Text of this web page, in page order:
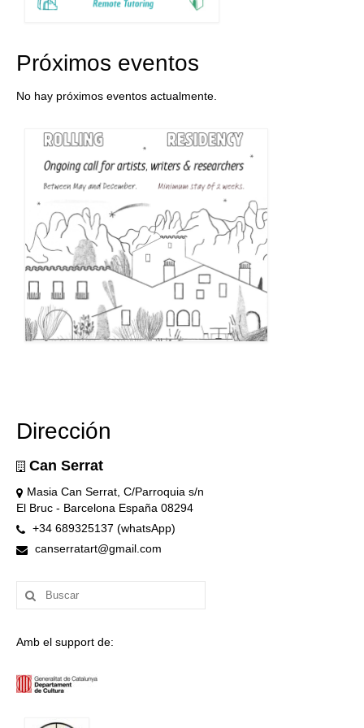
Próximos eventos
No hay próximos eventos actualmente.
Dirección
Can Serrat
Masia Can Serrat, C/Parroquia s/n
El Bruc - Barcelona España 08294
+34 689325137 (whatsApp)
canserratart@gmail.com
Buscar
por:
Amb el support de: